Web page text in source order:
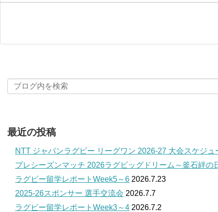
最近の投稿
NTT ジャパンラグビー リーグワン 2026-27 大会スケジュ
プレシーズンマッチ 2026ラグビッグドリーム～釜石絆の
ラグビー留学レポートWeek5～6 2026.7.23
2025-26スポンサー 選手交流会 2026.7.7
ラグビー留学レポートWeek3～4 2026.7.2